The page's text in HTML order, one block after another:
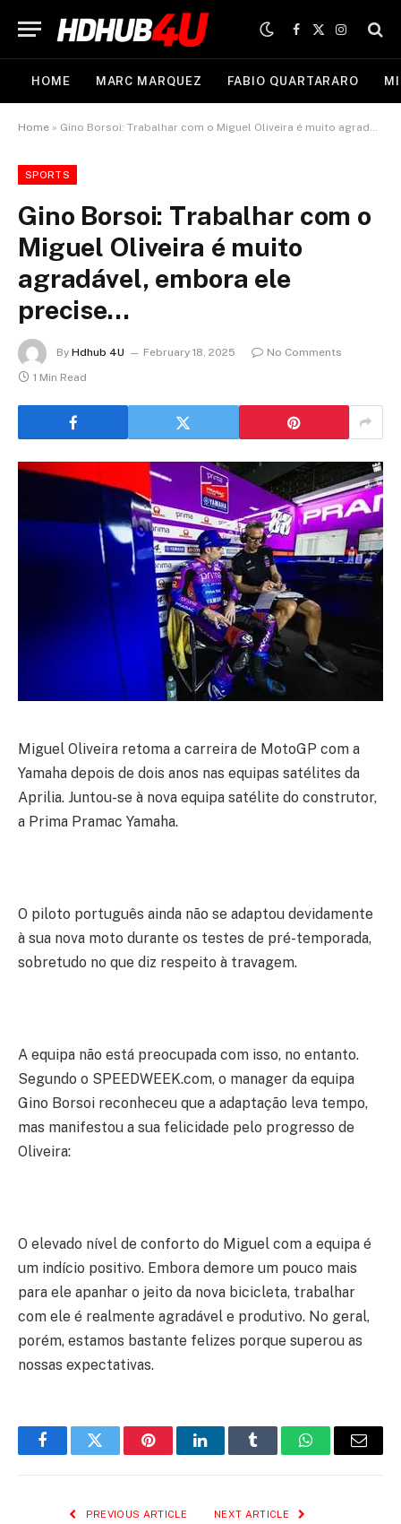
Facebook
X
(Twitter)
Instagram
HOME MARC MARQUEZ FABIO QUARTARARO
Home » Gino Borsoi: Trabalhar com o Miguel Oliveira é muito agradável, embora ele precise…
SPORTS
Gino Borsoi: Trabalhar com o
Miguel Oliveira é muito
agradável, embora ele
precise…
By Hdhub 4U February 18, 2025
No Comments
1 Min Read
Miguel Oliveira retoma a carreira de MotoGP com a
Yamaha depois de dois anos nas equipas satélites da
Aprilia. Juntou-se à nova equipa satélite do construtor,
a Prima Pramac Yamaha.
O piloto português ainda não se adaptou devidamente
à sua nova moto durante os testes de pré-temporada,
sobretudo no que diz respeito à travagem.
A equipa não está preocupada com isso, no entanto.
Segundo o SPEEDWEEK.com, o manager da equipa
Gino Borsoi reconheceu que a adaptação leva tempo,
mas manifestou a sua felicidade pelo progresso de
Oliveira:
O elevado nível de conforto do Miguel com a equipa é
um indício positivo. Embora demore um pouco mais
para ele apanhar o jeito da nova bicicleta, trabalhar
com ele é realmente agradável e produtivo. No geral,
porém, estamos bastante felizes porque superou as
nossas expectativas.
FacebookTwitter PinterestLinkedInTumblr WhatsAppEmail
PREVIOUS ARTICLE NEXT ARTICLE